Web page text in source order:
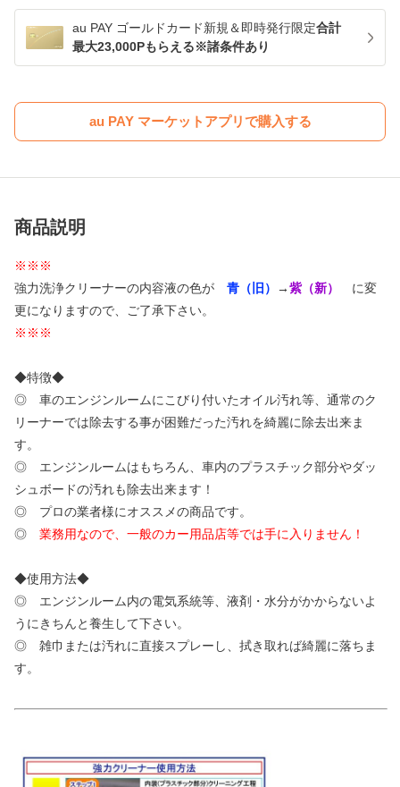
au PAY ゴールドカード新規＆即時発行限定合計
最大23,000Pもらえる※諸条件あり
au PAY マーケットアプリで購入する
商品説明
※※※
強力洗浄クリーナーの内容液の色が 青（旧） →紫（新）
に変
更になりますので、ご了承下さい。
※※※
◆特徴◆
◎ 車のエンジンルームにこびり付いたオイル汚れ等、通常のク
リーナーでは除去する事が困難だった汚れを綺麗に除去出来ま
す。
◎ エンジンルームはもちろん、車内のプラスチック部分やダッ
シュボードの汚れも除去出来ます！
◎ プロの業者様にオススメの商品です。
◎ 業務用なので、一般のカー用品店等では手に入りません！
◆使用方法◆
◎ エンジンルーム内の電気系統等、液剤・水分がかからないよ
うにきちんと養生して下さい。
◎ 雑巾または汚れに直接スプレーし、拭き取れば綺麗に落ちま
す。